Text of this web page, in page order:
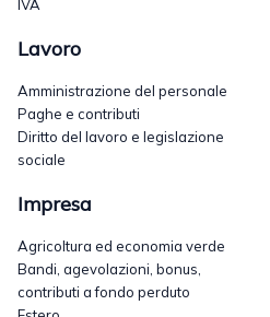
IVA
Lavoro
Amministrazione del personale
Paghe e contributi
Diritto del lavoro e legislazione
sociale
Impresa
Agricoltura ed economia verde
Bandi, agevolazioni, bonus,
contributi a fondo perduto